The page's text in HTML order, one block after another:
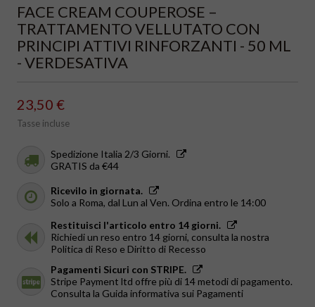
FACE CREAM COUPEROSE –
TRATTAMENTO VELLUTATO CON
PRINCIPI ATTIVI RINFORZANTI - 50 ML
- VERDESATIVA
23,50 €
Tasse incluse
Spedizione Italia 2/3 Giorni.
GRATIS da €44
Ricevilo in giornata.
Solo a Roma, dal Lun al Ven. Ordina entro le 14:00
Restituisci l'articolo entro 14 giorni.
Richiedi un reso entro 14 giorni, consulta la nostra
Politica di Reso e Diritto di Recesso
Pagamenti Sicuri con STRIPE.
Stripe Payment ltd offre più di 14 metodi di pagamento.
Consulta la Guida informativa sui Pagamenti